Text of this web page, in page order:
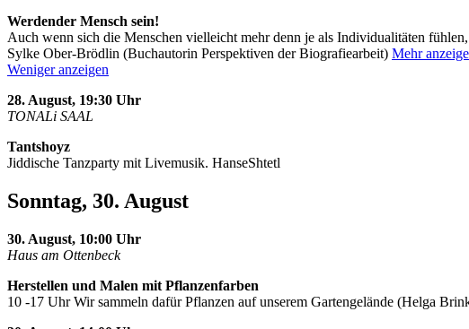
Werdender Mensch sein!
Auch wenn sich die Menschen vielleicht mehr denn je als Individualitäten
Sylke Ober-Brödlin (Buchautorin Perspektiven der Biografiearbeit) Mehr
Weniger anzeigen
28. August, 19:30 Uhr
TONALi SAAL
Tantshoyz
Jiddische Tanzparty mit Livemusik. HanseShtetl
Sonntag, 30. August
30. August, 10:00 Uhr
Haus am Ottenbeck
Herstellen und Malen mit Pflanzenfarben
10 -17 Uhr Wir sammeln dafür Pflanzen auf unserem Gartengelände (Helga